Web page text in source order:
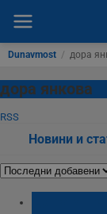
Dunavmost / дора
дора янкова
RSS
Новини и